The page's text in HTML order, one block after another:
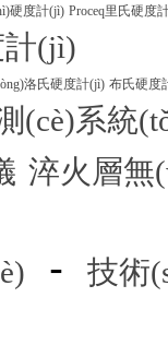
硬度計(jì) Proceq里氏硬度
計(jì)
洛氏硬度計(jì) 布氏硬度
(cè)系統
淬火層無
- 技術